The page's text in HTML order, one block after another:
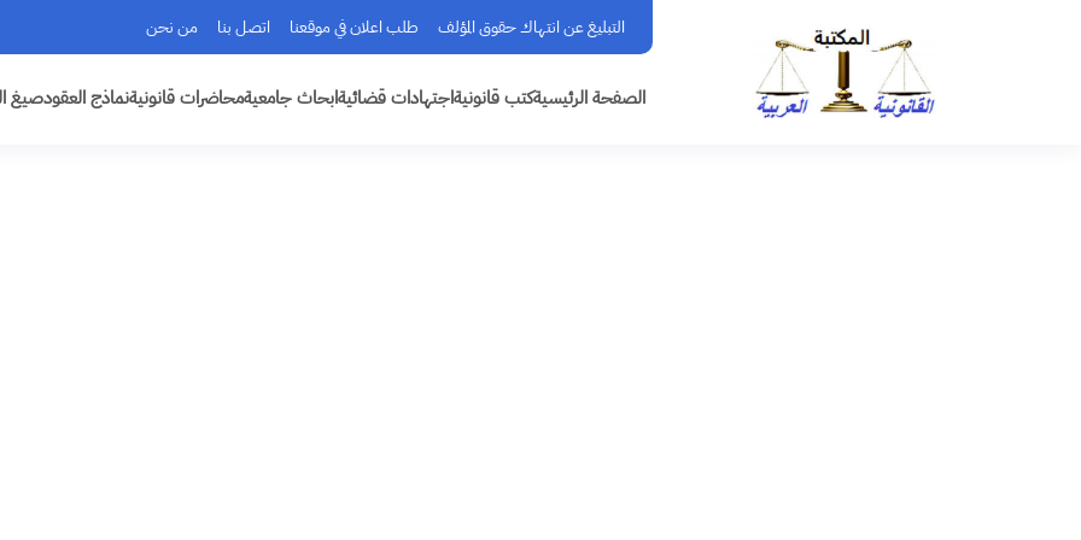
التبليغ عن انتهاك حقوق المؤلف طلب اعلان في موقعنا اتصل بنا من نحن
الصفحة الرئيسيةكتب قانونيةاجتهادات قضائيةابحاث جامعيةمحاضرات قانونيةنماذج العقودصيغ